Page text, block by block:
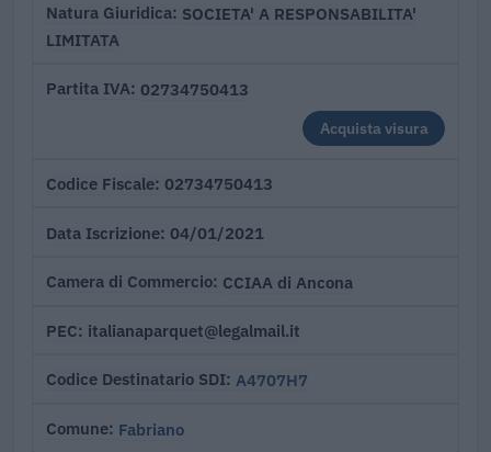
Natura Giuridica SOCIETA' A RESPONSABILITA'
LIMITATA
Partita IVA 02734750413
Acquista visura
Codice Fiscale 02734750413
Data Iscrizione 04/01/2021
Camera di Commercio CCIAA di Ancona
PEC italianaparquet@legalmail.it
Codice Destinatario SDI A4707H7
Comune Fabriano